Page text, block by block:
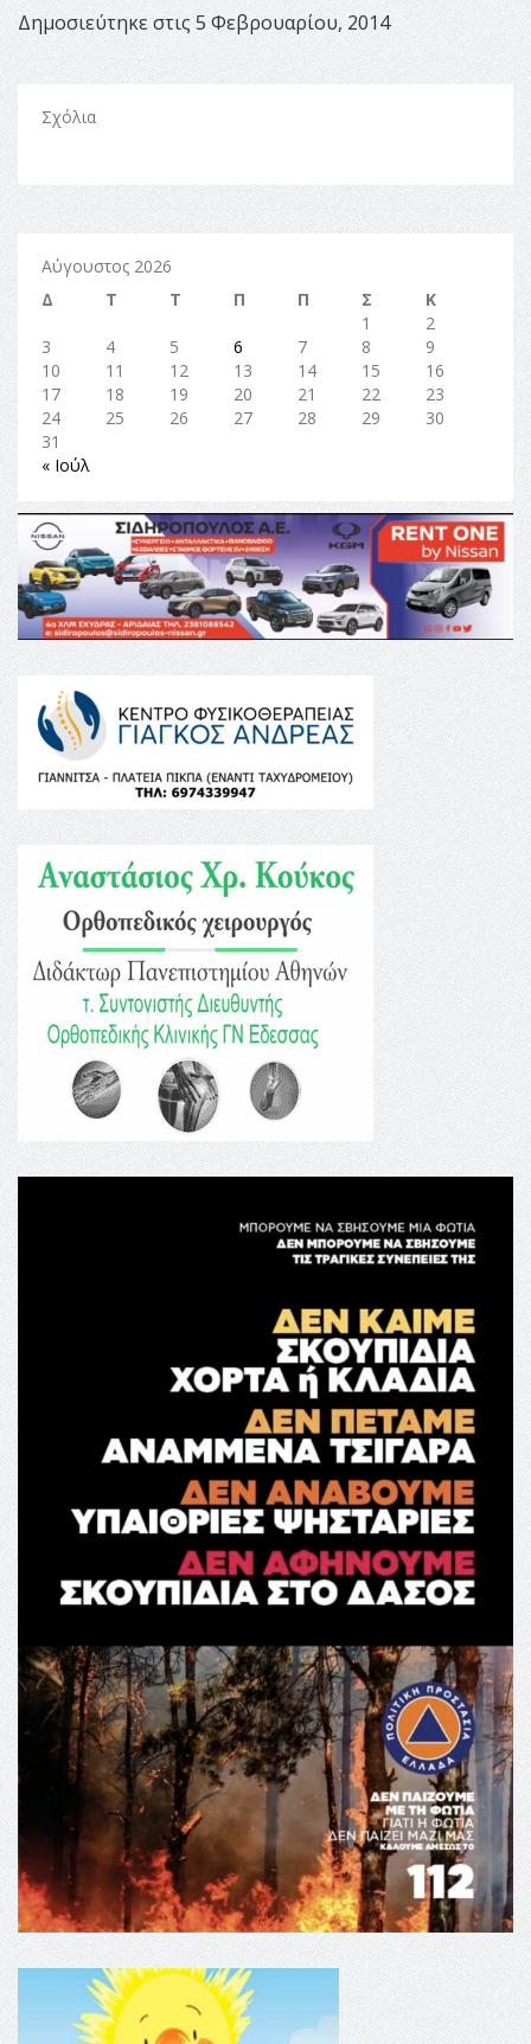
Δημοσιεύτηκε στις 5 Φεβρουαρίου, 2014
Σχόλια
Αύγουστος 2026
Δ
Τ Τ Π Π Σ
Κ
1
2
3
4 5 6 7 8
9
10
11 12 13 14 15
16
17
18 19 20 21 22
23
24
25 26 27 28 29
30
31
« Ιούλ